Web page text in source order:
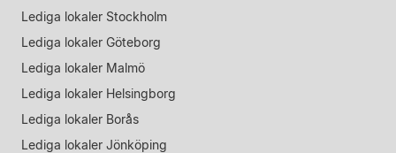
Lediga lokaler Stockholm
Lediga lokaler Göteborg
Lediga lokaler Malmö
Lediga lokaler Helsingborg
Lediga lokaler Borås
Lediga lokaler Jönköping